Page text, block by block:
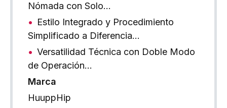
Nómada con Solo…
Estilo Integrado y Procedimiento
Simplificado a Diferencia…
Versatilidad Técnica con Doble Modo
de Operación…
Marca
HuuppHip